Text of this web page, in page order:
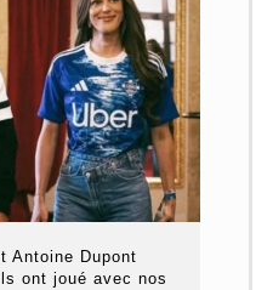
Antoine Dupont
ont joué avec nos